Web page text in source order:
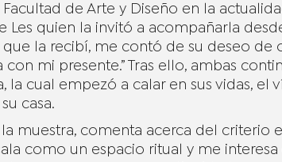
de Arte y Diseño en la
quien la invitó a acompañarla
la recibí, me contó de su deseo de
mi presente.” Tras ello, ambas
la cual empezó a calar en sus vidas, el
casa.
muestra, comenta acerca del criterio
como un espacio ritual y me